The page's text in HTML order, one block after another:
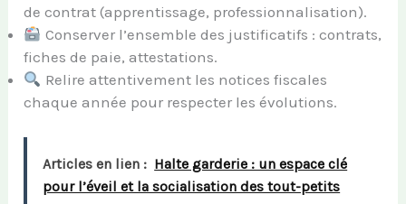
de contrat (apprentissage, professionnalisation).
Conserver l’ensemble des justificatifs : contrats,
fiches de paie, attestations.
Relire attentivement les notices fiscales
chaque année pour respecter les évolutions.
Articles en lien : Halte garderie : un espace clé
pour l’éveil et la socialisation des tout-petits